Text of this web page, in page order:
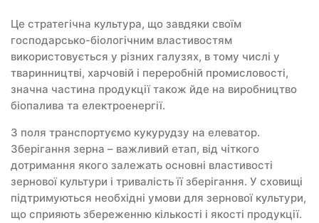
Це стратегічна культура, що завдяки своїм
господарсько-біологічним властивостям
використовується у різних галузях, в тому числі у
тваринництві, харчовій і переробній промисловості,
значна частина продукції також йде на виробництво
біопалива та електроенергії.
З поля транспортуємо кукурудзу на елеватор.
Зберігання зерна – важливий етап, від чіткого
дотримання якого залежать основні властивості
зернової культури і тривалість її зберігання. У сховищі
підтримуються необхідні умови для зернової культури,
що сприяють збереженню кількості і якості продукції.